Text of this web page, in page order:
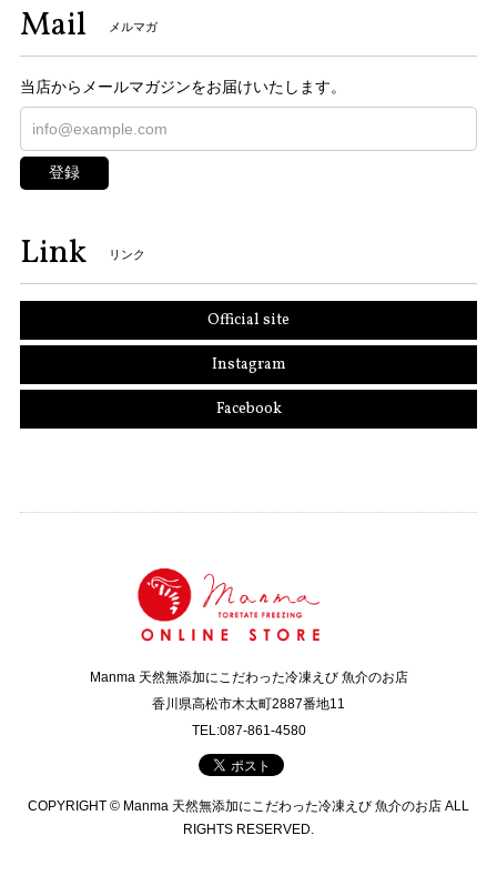
Mail メルマガ
当店からメールマガジンをお届けいたします。
登録
Link リンク
Official site
Instagram
Facebook
Manma 天然無添加にこだわった冷凍えび 魚介のお店
香川県高松市木太町2887番地11
TEL:087-861-4580
COPYRIGHT © Manma 天然無添加にこだわった冷凍えび 魚介のお店 ALL
RIGHTS RESERVED.